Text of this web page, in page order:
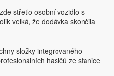
střetlo osobní vozidlo s
velká, že dodávka skončila
složky integrovaného
hasičů ze stanice